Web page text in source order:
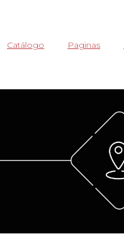
Catálogo Paginas